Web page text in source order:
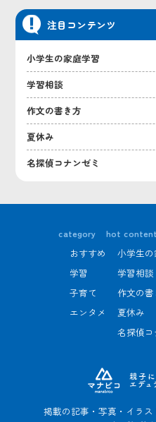
注目コンテンツ
小学生の家庭学習
学習相談
作文の書き方
夏休み
名探偵コナンゼミ
掲載の記事・写真・イラ
category
おすすめ
学習
子育て
エンタメ
hot
小学生
学習相談
作文の書
夏休み
名探偵コ